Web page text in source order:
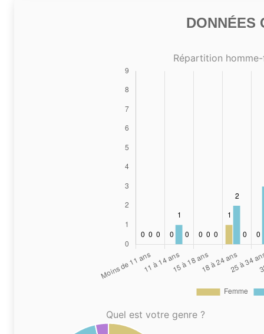
DONNÉES
Répartition
Quel est votre genre ?